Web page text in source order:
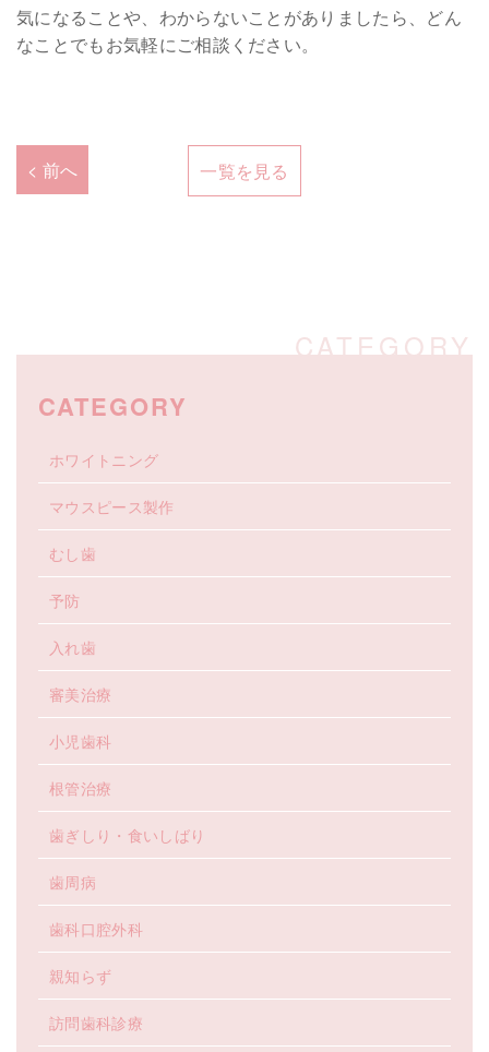
気になることや、わからないことがありましたら、どん
なことでもお気軽にご相談ください。
< 前へ 一覧を見る
CATEGORY
ホワイトニング
マウスピース製作
むし歯
予防
入れ歯
審美治療
小児歯科
根管治療
歯ぎしり・食いしばり
歯周病
歯科口腔外科
親知らず
訪問歯科診療